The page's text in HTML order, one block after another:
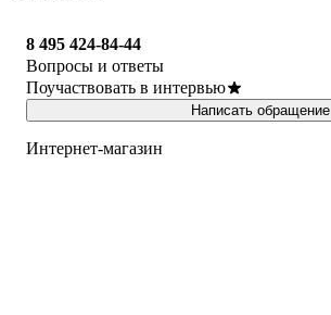
8 495 424-84-44
Вопросы и ответы
Поучаствовать в интервью
Написать обращение
Интернет-магазин